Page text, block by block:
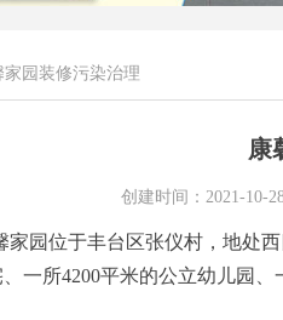
家园装修污染治理
康
家园位于丰台区张仪村，地处
一所4200平米的公立幼儿园
创建时间： 2021-10-